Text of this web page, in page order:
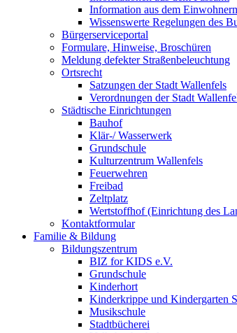
Information aus dem
Wissenswerte Regelungen des
Bürgerserviceportal
Formulare, Hinweise, Broschüren
Meldung defekter Straßenbeleuchtung
Ortsrecht
Satzungen der Stadt Wallenfels
Verordnungen der Stadt
Städtische Einrichtungen
Bauhof
Klär-/ Wasserwerk
Grundschule
Kulturzentrum Wallenfels
Feuerwehren
Freibad
Zeltplatz
Wertstoffhof (Einrichtung des
Kontaktformular
Familie & Bildung
Bildungszentrum
BIZ for KIDS e.V.
Grundschule
Kinderhort
Kinderkrippe und Kindergarten
Musikschule
Stadtbücherei